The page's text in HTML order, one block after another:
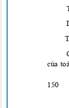
của
150